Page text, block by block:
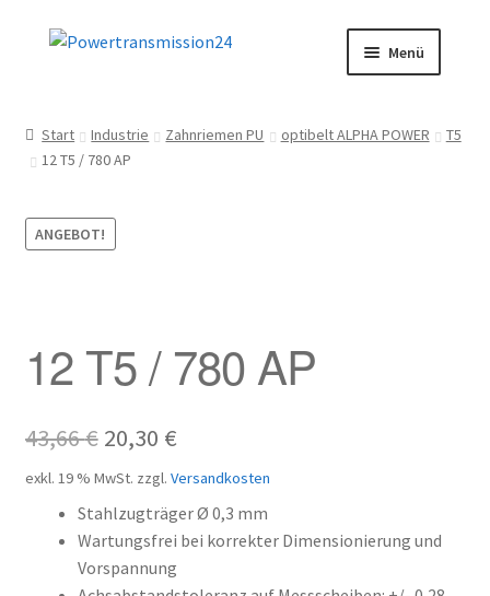
Zur
Zum
Menü
AGB
Blog
Kontakt
Kundeninformationen
Mein Konto
Start Industrie Zahnriemen PU optibelt ALPHA POWER
T5
12 T5 / 780 AP
ANGEBOT!
12 T5 / 780 AP
43,66€ Ursprünglicher
Preis
war:
43,66 €
20,30 €Aktueller
Preis
ist:
20,30 €.
exkl. 19 % MwSt. zzgl. Versandkosten
Stahlzugträger Ø 0,3 mm
Wartungsfrei bei korrekter Dimensionierung und
Vorspannung